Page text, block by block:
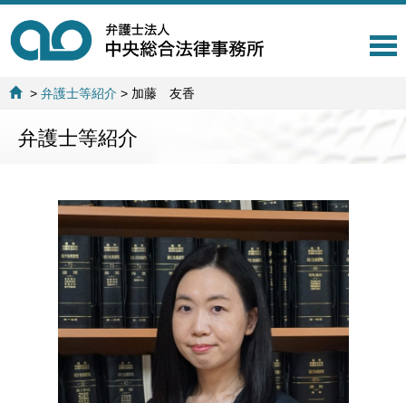
T
>弁護士等紹介 > 加藤 友香
弁護士等紹介